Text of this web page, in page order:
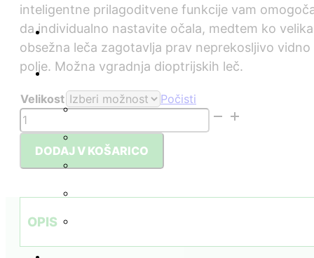
inteligentne prilagoditvene funkcije vam
da individualno nastavite očala, medtem ko
obsežna leča zagotavlja prav neprekosljivo vidno
polje. Možna vgradnja dioptrijskih leč.
Velikost
Počisti
Športna
sončna
očala
Evile
/
TRAILEYE
količina
DODAJ V KOŠARICO
OPIS